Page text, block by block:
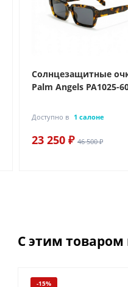
Солнцезащитные
Palm Angels PA1025-
Доступно в 1 салоне
23 250 ₽ 46 500 ₽
С этим
-15%